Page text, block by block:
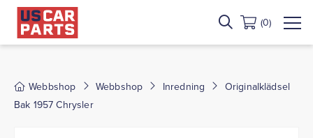
(0)
Webbshop Webbshop Inredning
Originalklädsel
Bak 1957 Chrysler